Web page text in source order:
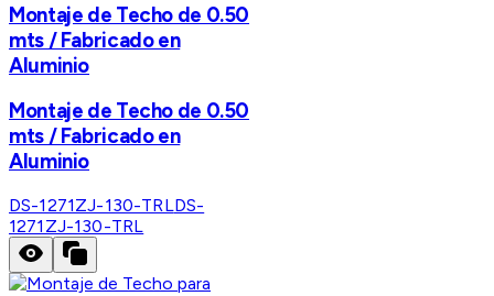
Montaje de Techo de 0.50
mts / Fabricado en
Aluminio
Montaje de Techo de 0.50
mts / Fabricado en
Aluminio
DS-1271ZJ-130-TRLDS-
1271ZJ-130-TRL